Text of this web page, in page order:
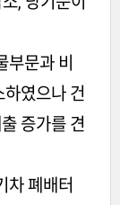
문과 비
였으나 건
증가를 견
차 폐배터